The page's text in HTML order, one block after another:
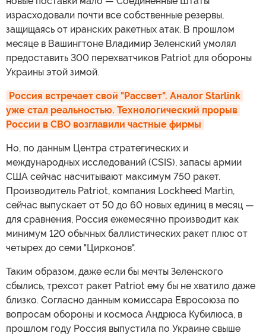
израсходовали почти все собственные резервы,
защищаясь от иранских ракетных атак. В прошлом
месяце в Вашингтоне Владимир Зеленский умолял
предоставить 300 перехватчиков Patriot для обороны
Украины этой зимой.
Россия встречает свой "Рассвет". Аналог Starlink
уже стал реальностью. Технологический прорыв
России в СВО возглавили частные фирмы
Но, по данным Центра стратегических и
международных исследований (CSIS), запасы армии
США сейчас насчитывают максимум 750 ракет.
Производитель Patriot, компания Lockheed Martin,
сейчас выпускает от 50 до 60 новых единиц в месяц —
для сравнения, Россия ежемесячно производит как
минимум 120 обычных баллистических ракет плюс от
четырех до семи "Цирконов".
Таким образом, даже если бы мечты Зеленского
сбылись, трехсот ракет Patriot ему бы не хватило даже
близко. Согласно данным комиссара Евросоюза по
вопросам обороны и космоса Андрюса Кубилюса, в
прошлом году Россия выпустила по Украине свыше